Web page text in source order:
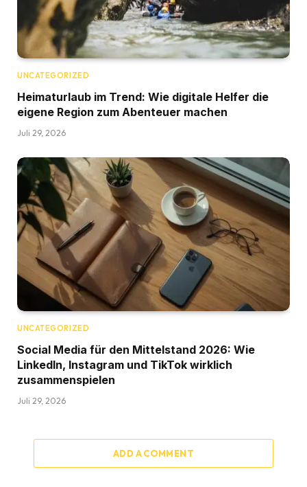
UNCATEGORIZED
Heimaturlaub im Trend: Wie digitale Helfer die
eigene Region zum Abenteuer machen
Juli 29, 2026
UNCATEGORIZED
Social Media für den Mittelstand 2026: Wie
LinkedIn, Instagram und TikTok wirklich
zusammenspielen
Juli 29, 2026
ADD A COMMENT